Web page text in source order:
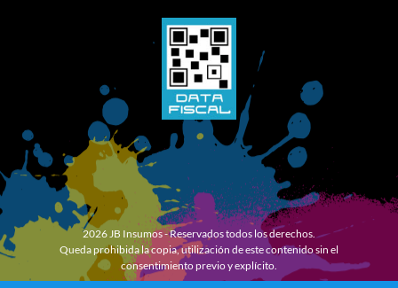
2026 JB Insumos - Reservados todos los derechos.
Queda prohibida la copia, utilización de este contenido sin el
consentimiento previo y explícito.